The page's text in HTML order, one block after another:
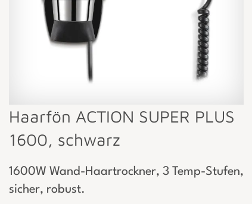
Haarfön ACTION SUPER PLUS
1600, schwarz
1600W Wand-Haartrockner, 3 Temp-Stufen,
sicher, robust.